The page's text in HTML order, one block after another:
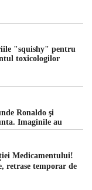
"squishy" pentru
toxicologilor
Ronaldo şi
Imaginile au
Medicamentului!
retrase temporar de